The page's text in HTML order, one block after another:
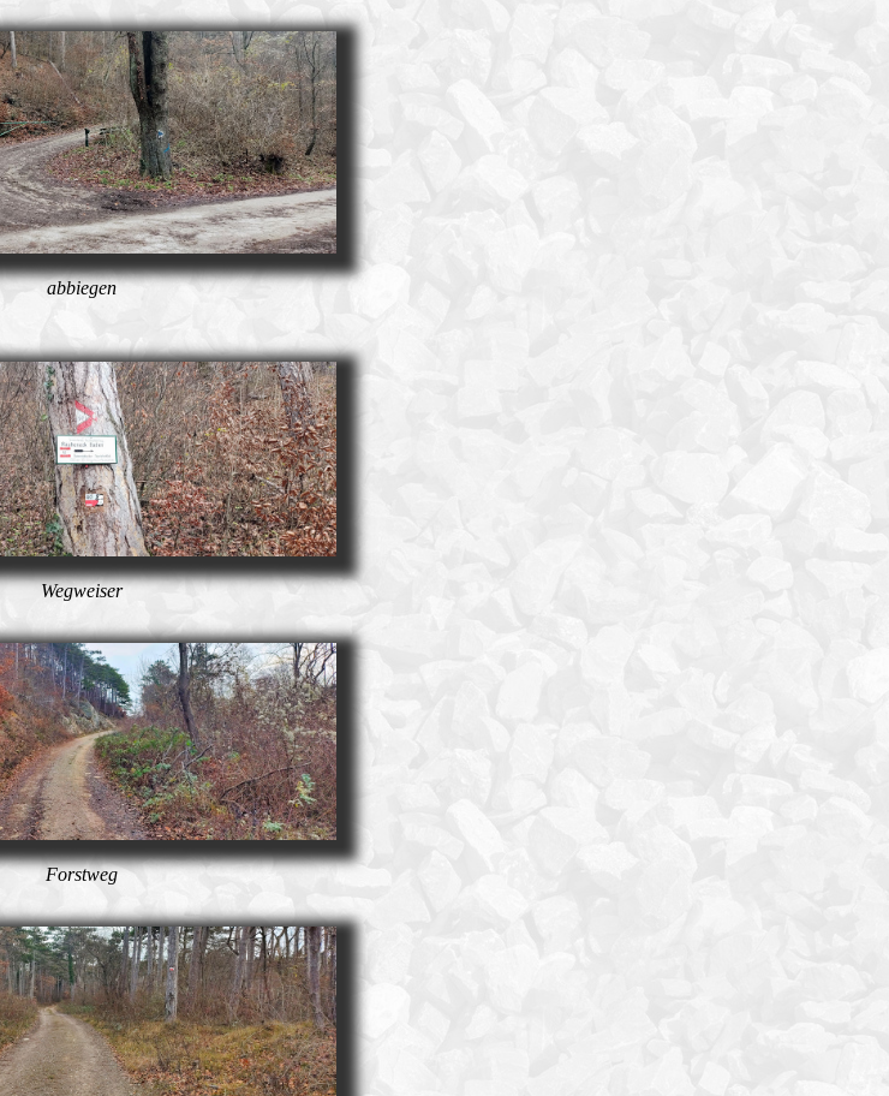
abbiegen
Wegweiser
Forstweg